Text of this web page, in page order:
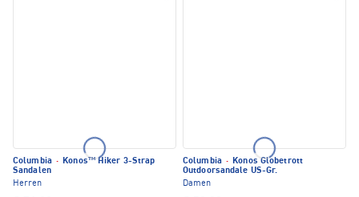
Columbia · Konos™ Hiker 3-Strap
Sandalen
Herren
Columbia · Konos Globetrott
Outdoorsandale US-Gr.
Damen